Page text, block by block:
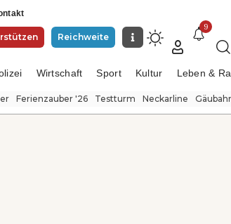
Reichweite
9
Wirtschaft Sport Kultur Leben &
Ferienzauber '26 Testturm Neckarline